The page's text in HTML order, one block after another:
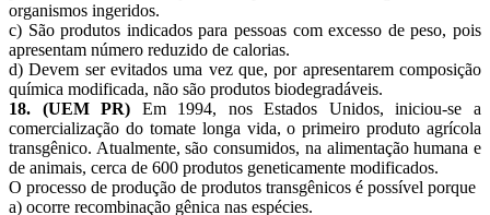
organismos ingeridos.
c) São produtos indicados para pessoas com excesso de peso, pois
apresentam número reduzido de calorias.
d) Devem ser evitados uma vez que, por apresentarem composição
química modificada, não são produtos biodegradáveis.
18. (UEM PR) Em 1994, nos Estados Unidos, iniciou-se a
comercialização do tomate longa vida, o primeiro produto agrícola
transgênico. Atualmente, são consumidos, na alimentação humana e
de animais, cerca de 600 produtos geneticamente modificados.
O processo de produção de produtos transgênicos é possível porque
a) ocorre recombinação gênica nas espécies.